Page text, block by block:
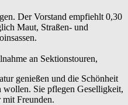
Der Vorstand empfiehlt 0,30
Maut, Straßen- und
an Sektionstouren,
genießen und die Schönheit
wollen. Sie pflegen Geselligkeit,
Freunden.